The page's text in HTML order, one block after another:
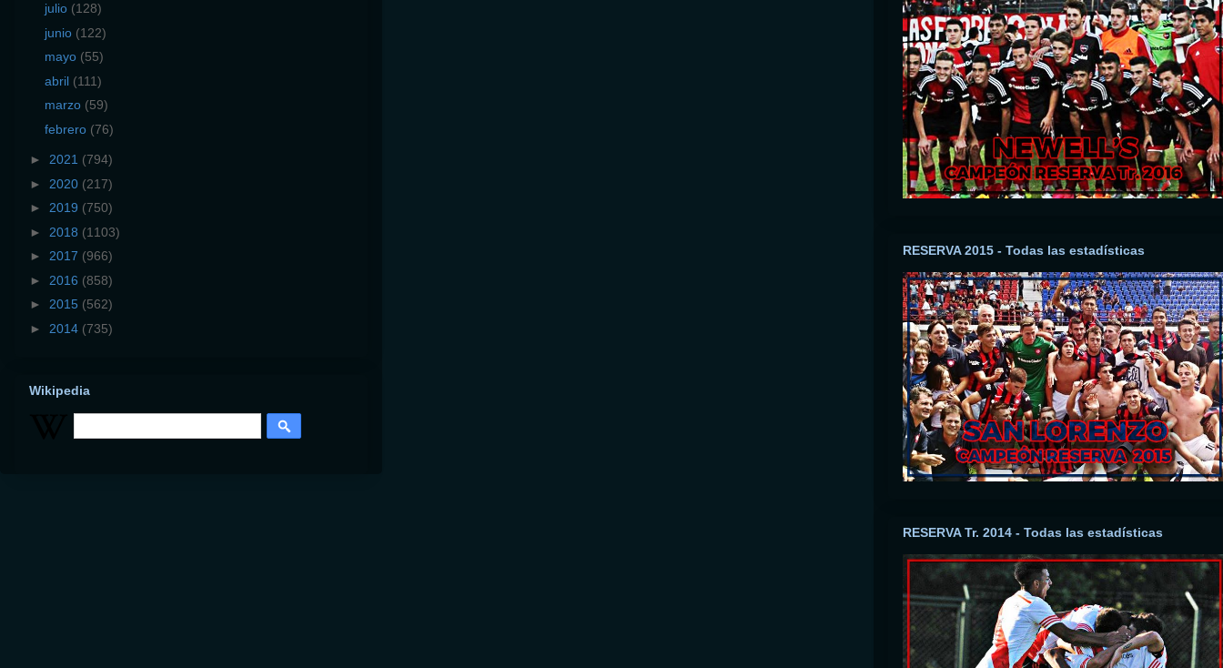
julio (128)
junio (122)
mayo (55)
abril (111)
marzo (59)
febrero (76)
► 2021 (794)
► 2020 (217)
► 2019 (750)
► 2018 (1103)
► 2017 (966)
► 2016 (858)
► 2015 (562)
► 2014 (735)
Wikipedia
RESERVA 2015 - Todas las estadísticas
RESERVA Tr. 2014 - Todas las estadísticas